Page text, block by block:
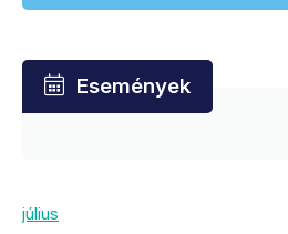
Események
július